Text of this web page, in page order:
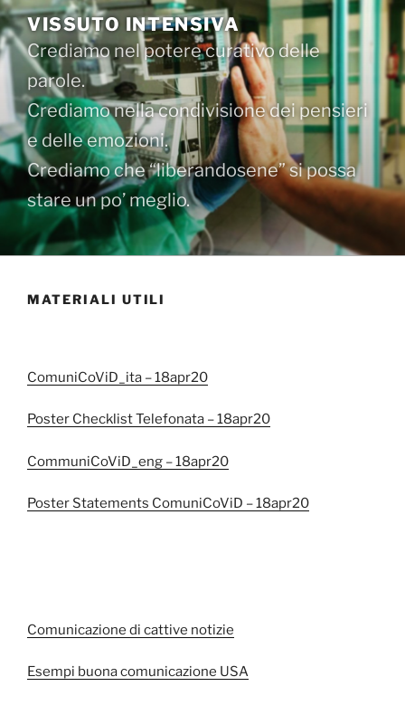
Salta
al
contenuto
VISSUTO INTENSIVA
Crediamo nel potere curativo delle
parole.
Crediamo nella condivisione dei pensieri
e delle emozioni.
Crediamo che “liberandosene” si possa
stare un po’ meglio.
MATERIALI UTILI
ComuniCoViD_ita – 18apr20
Poster Checklist Telefonata – 18apr20
CommuniCoViD_eng – 18apr20
Poster Statements ComuniCoViD – 18apr20
Comunicazione di cattive notizie
Esempi buona comunicazione USA